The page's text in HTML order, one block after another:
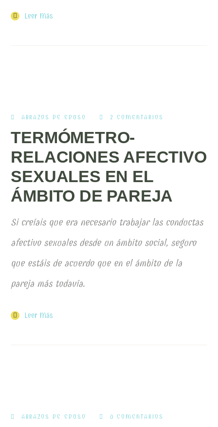
Leer Más
ABRAZOS DE EDUSO 2 COMENTARIOS
TERMÓMETRO-
RELACIONES AFECTIVO
SEXUALES EN EL
ÁMBITO DE PAREJA
Si creíais que era necesario trabajar las conductas
afectivo sexuales desde un ámbito social, seguro
que estáis de acuerdo que en el ámbito de la
pareja más todavía.
Leer Más
ABRAZOS DE EDUSO 0 COMENTARIOS